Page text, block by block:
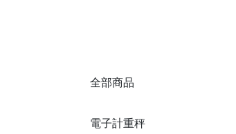
全部商品
電子計重秤